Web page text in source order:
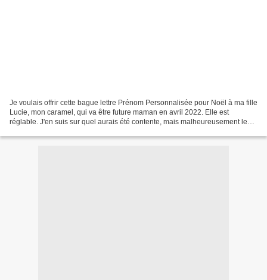
Je voulais offrir cette bague lettre Prénom Personnalisée pour Noël à ma fille
Lucie, mon caramel, qui va être future maman en avril 2022. Elle est
réglable. J'en suis sur quel aurais été contente, mais malheureusement le